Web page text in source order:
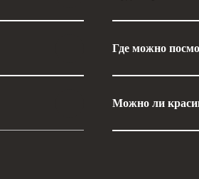
Где можно
Можно ли